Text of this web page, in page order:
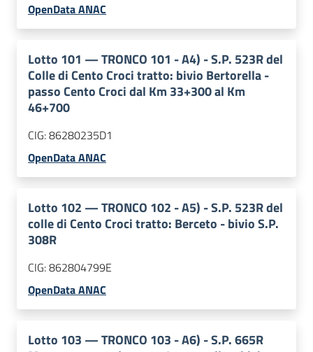
OpenData ANAC
Lotto 101 —TRONCO 101 - A4) - S.P. 523R del
Colle di Cento Croci tratto: bivio Bertorella -
passo Cento Croci dal Km 33+300 al Km
46+700
CIG:86280235D1
OpenData ANAC
Lotto 102 —TRONCO 102 - A5) - S.P. 523R del
colle di Cento Croci tratto: Berceto - bivio S.P.
308R
CIG:862804799E
OpenData ANAC
Lotto 103 —TRONCO 103 - A6) - S.P. 665R